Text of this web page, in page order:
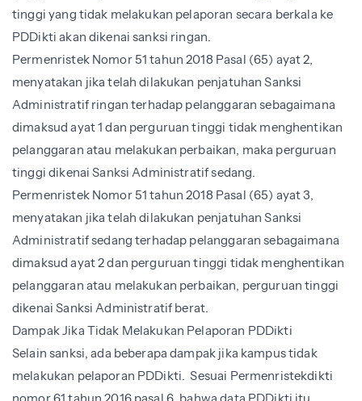
tinggi yang tidak melakukan pelaporan secara berkala ke
PDDikti akan dikenai sanksi ringan.
Permenristek Nomor 51 tahun 2018 Pasal (65) ayat 2,
menyatakan jika telah dilakukan penjatuhan Sanksi
Administratif ringan terhadap pelanggaran sebagaimana
dimaksud ayat 1 dan perguruan tinggi tidak menghentikan
pelanggaran atau melakukan perbaikan, maka perguruan
tinggi dikenai Sanksi Administratif sedang.
Permenristek Nomor 51 tahun 2018 Pasal (65) ayat 3,
menyatakan jika telah dilakukan penjatuhan Sanksi
Administratif sedang terhadap pelanggaran sebagaimana
dimaksud ayat 2 dan perguruan tinggi tidak menghentikan
pelanggaran atau melakukan perbaikan, perguruan tinggi
dikenai Sanksi Administratif berat.
Dampak Jika Tidak Melakukan Pelaporan PDDikti
Selain sanksi, ada beberapa dampak jika kampus tidak
melakukan pelaporan PDDikti. Sesuai Permenristekdikti
nomor 61 tahun 2016 pasal 6, bahwa data PDDikti itu